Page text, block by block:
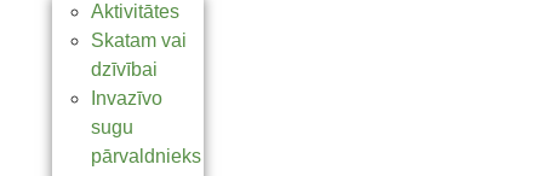
Aktivitātes
Skatam vai
dzīvībai
Invazīvo
sugu
pārvaldnieks